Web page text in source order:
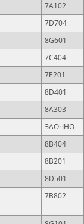
7A102
7D704
8G601
7C404
7Е201
8D401
8A303
ЗАОЧНО
8B404
8B201
8D501
7B802